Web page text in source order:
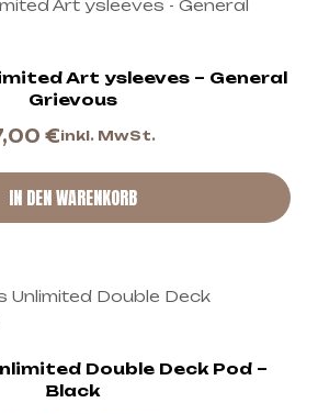
Art ysleeves – General
Grievous
€inkl. MwSt.
IN DEN WARENKORB
Double Deck Pod –
Black